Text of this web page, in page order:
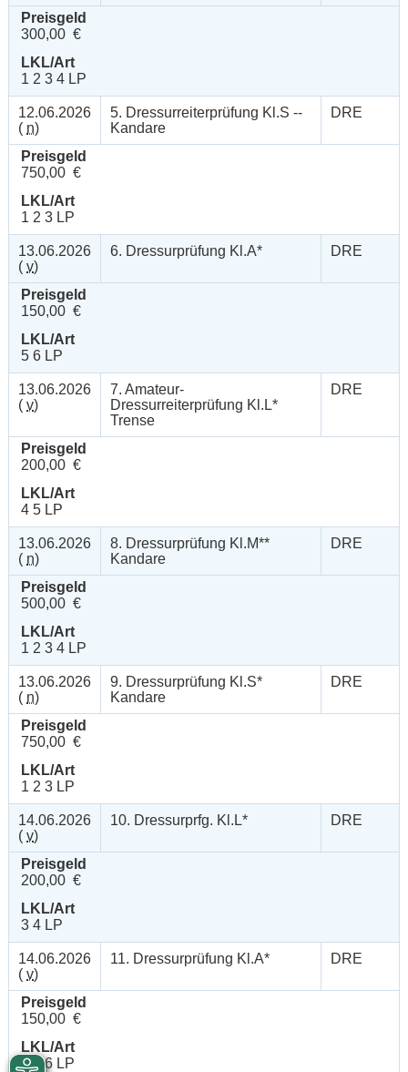
Preisgeld
300,00 €
LKL/Art
1 2 3 4 LP
12.06.2026
( n)
5. Dressurreiterprüfung Kl.S --
Kandare
DRE
Preisgeld
750,00 €
LKL/Art
1 2 3 LP
13.06.2026
( v)
6. Dressurprüfung Kl.A* DRE
Preisgeld
150,00 €
LKL/Art
5 6 LP
13.06.2026
( v)
7. Amateur-
Dressurreiterprüfung Kl.L*
Trense
DRE
Preisgeld
200,00 €
LKL/Art
4 5 LP
13.06.2026
( n)
8. Dressurprüfung Kl.M**
Kandare
DRE
Preisgeld
500,00 €
LKL/Art
1 2 3 4 LP
13.06.2026
( n)
9. Dressurprüfung Kl.S*
Kandare
DRE
Preisgeld
750,00 €
LKL/Art
1 2 3 LP
14.06.2026
( v)
10. Dressurprfg. Kl.L* DRE
Preisgeld
200,00 €
LKL/Art
3 4 LP
14.06.2026
( v)
11. Dressurprüfung Kl.A* DRE
Preisgeld
150,00 €
LKL/Art
4 5 6 LP